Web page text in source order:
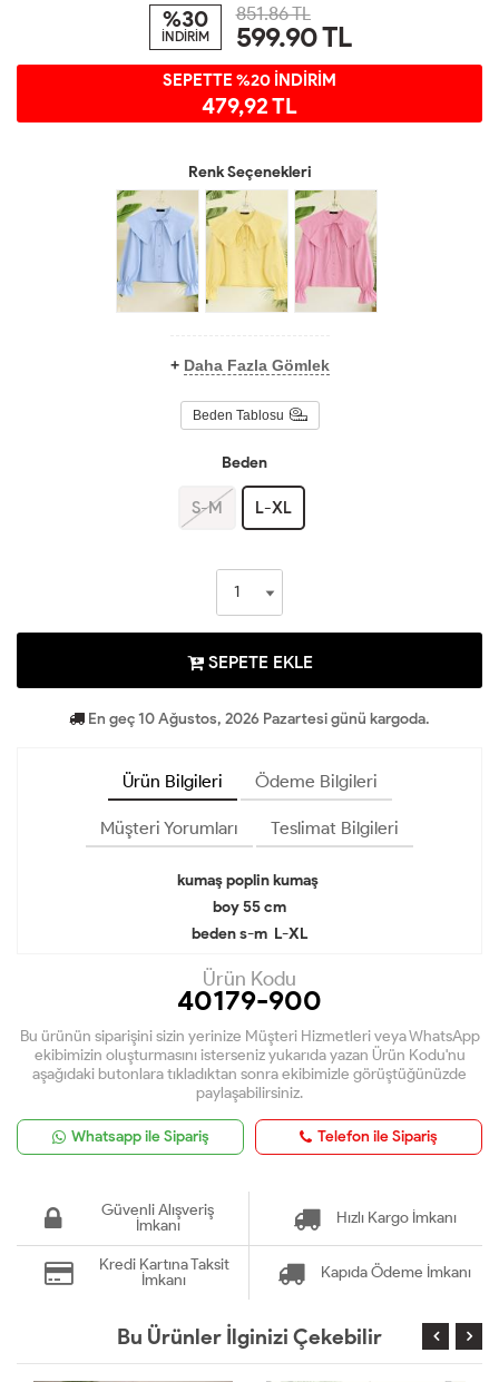
%30
İNDİRİM
851.86 TL
599.90TL
SEPETTE %20 İNDİRİM
479,92 TL
Renk Seçenekleri
+ Daha Fazla Gömlek
Beden Tablosu
Beden
S-M L-XL
SEPETE EKLE
En geç 10 Ağustos, 2026 Pazartesi günü kargoda.
Ürün Bilgileri Ödeme Bilgileri
Müşteri Yorumları Teslimat Bilgileri
kumaş poplin kumaş
boy 55 cm
beden s-m L-XL
Ürün Kodu
40179-900
Bu ürünün siparişini sizin yerinize Müşteri Hizmetleri veya WhatsApp
ekibimizin oluşturmasını isterseniz yukarıda yazan Ürün Kodu'nu
aşağıdaki butonlara tıkladıktan sonra ekibimizle görüştüğünüzde
paylaşabilirsiniz.
Whatsapp ile Sipariş Telefon ile Sipariş
Güvenli Alışveriş
İmkanı
Hızlı Kargo İmkanı
Kredi Kartına Taksit
İmkanı
Kapıda Ödeme İmkanı
Bu Ürünler İlginizi Çekebilir